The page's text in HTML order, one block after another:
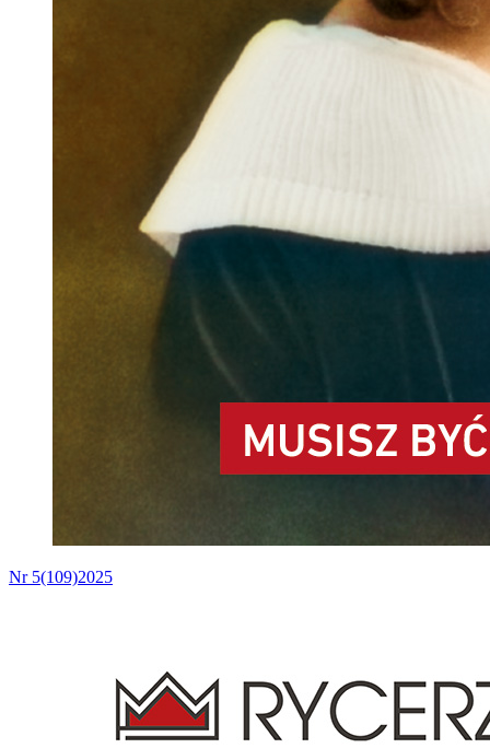
Nr 5(109)2025